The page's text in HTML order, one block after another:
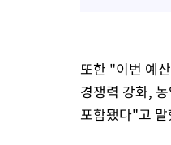
또한 "이번 예
경쟁력 강화,
포함됐다"고